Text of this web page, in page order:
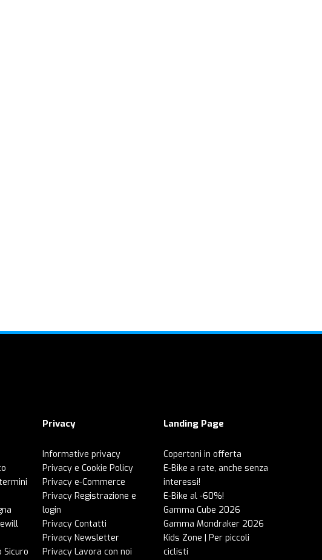
Sicuro
Privacy
Informative privacy
Privacy e Cookie Policy
Privacy e-Commerce
Privacy Registrazione e
login
Privacy Contatti
Privacy Newsletter
Privacy Lavora con noi
Landing Page
Copertoni in offerta
E-Bike a rate, anche senza
interessi!
E-Bike al -60%!
Gamma Cube 2026
Gamma Mondraker 2026
Kids Zone | Per piccoli
ciclisti